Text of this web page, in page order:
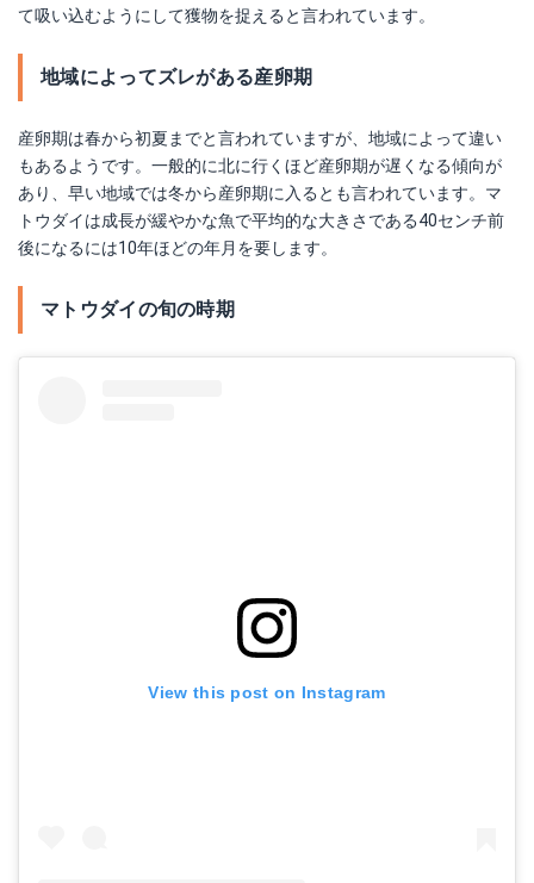
て吸い込むようにして獲物を捉えると言われています。
地域によってズレがある産卵期
産卵期は春から初夏までと言われていますが、地域によって違い
もあるようです。一般的に北に行くほど産卵期が遅くなる傾向が
あり、早い地域では冬から産卵期に入るとも言われています。マ
トウダイは成長が緩やかな魚で平均的な大きさである40センチ前
後になるには10年ほどの年月を要します。
マトウダイの旬の時期
View this post on Instagram